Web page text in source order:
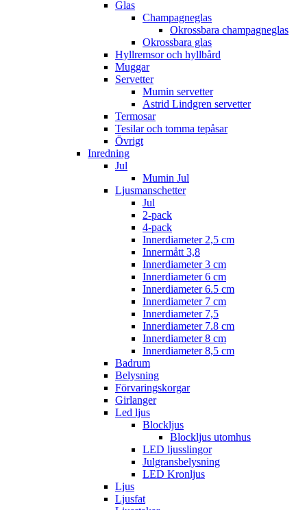
Glas
Champagneglas
Okrossbara champagneglas
Okrossbara glas
Hyllremsor och hyllbård
Muggar
Servetter
Mumin servetter
Astrid Lindgren servetter
Termosar
Tesilar och tomma tepåsar
Övrigt
Inredning
Jul
Mumin Jul
Ljusmanschetter
Jul
2-pack
4-pack
Innerdiameter 2,5 cm
Innermått 3,8
Innerdiameter 3 cm
Innerdiameter 6 cm
Innerdiameter 6.5 cm
Innerdiameter 7 cm
Innerdiameter 7,5
Innerdiameter 7.8 cm
Innerdiameter 8 cm
Innerdiameter 8,5 cm
Badrum
Belysning
Förvaringskorgar
Girlanger
Led ljus
Blockljus
Blockljus utomhus
LED ljusslingor
Julgransbelysning
LED Kronljus
Ljus
Ljusfat